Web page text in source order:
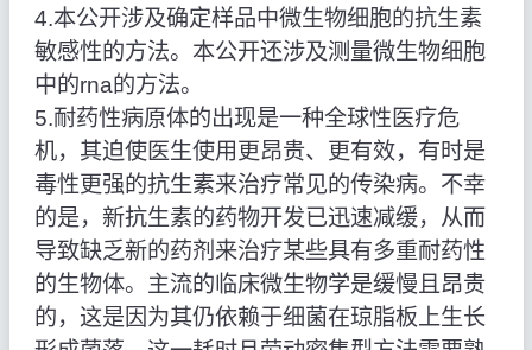
4.本公开涉及确定样品中微生物细胞的抗生素
敏感性的方法。本公开还涉及测量微生物细胞
中的rna的方法。
5.耐药性病原体的出现是一种全球性医疗危
机，其迫使医生使用更昂贵、更有效，有时是
毒性更强的抗生素来治疗常见的传染病。不幸
的是，新抗生素的药物开发已迅速减缓，从而
导致缺乏新的药剂来治疗某些具有多重耐药性
的生物体。主流的临床微生物学是缓慢且昂贵
的，这是因为其仍依赖于细菌在琼脂板上生长